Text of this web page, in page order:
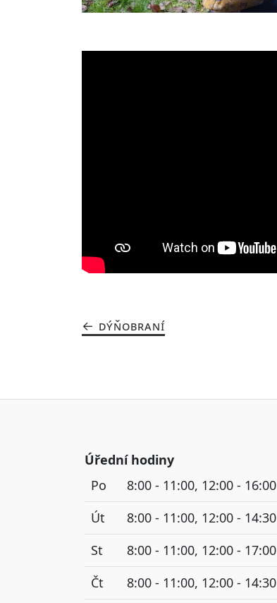
DÝŇOBRANÍ
Úřední hodiny
Po
8:00 - 11:00, 12:00 - 16:00
Út
8:00 - 11:00, 12:00 - 14:30
St
8:00 - 11:00, 12:00 - 17:00
Čt
8:00 - 11:00, 12:00 - 14:30